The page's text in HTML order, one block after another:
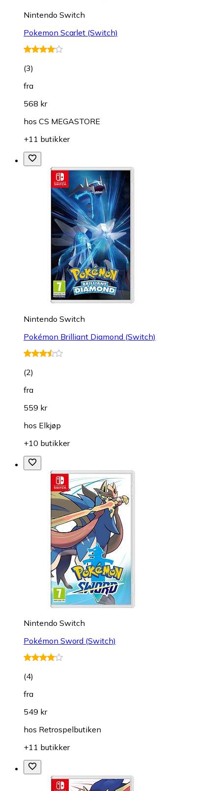
Nintendo Switch
Pokemon Scarlet (Switch)
(3)
fra
568 kr
hos CS MEGASTORE
+11 butikker
Nintendo Switch
Pokémon Brilliant Diamond (Switch)
(2)
fra
559 kr
hos Elkjøp
+10 butikker
Nintendo Switch
Pokémon Sword (Switch)
(4)
fra
549 kr
hos Retrospelbutiken
+11 butikker